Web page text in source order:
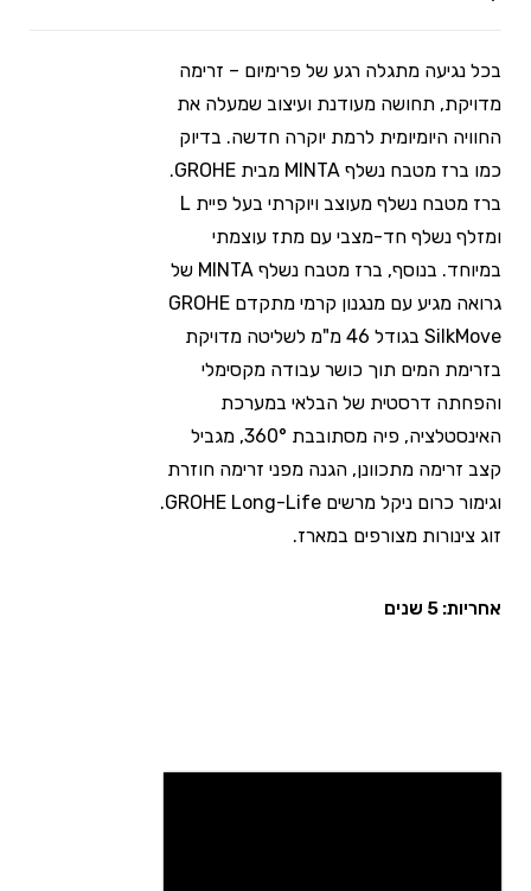
בכל נגיעה מתגלה רגע של פרימיום – זרימה
מדויקת, תחושה מעודנת ועיצוב שמעלה את
החוויה היומיומית לרמת יוקרה חדשה. בדיוק
כמו ברז מטבח נשלף MINTA מבית GROHE.
ברז מטבח נשלף מעוצב ויוקרתי בעל פיית L
ומזלף נשלף חד-מצבי עם מתז עוצמתי
במיוחד. בנוסף, ברז מטבח נשלף MINTA של
גרואה מגיע עם מנגנון קרמי מתקדם GROHE
SilkMove בגודל 46 מ"מ לשליטה מדויקת
בזרימת המים תוך כושר עבודה מקסימלי
והפחתה דרסטית של הבלאי במערכת
האינסטלציה, פיה מסתובבת 360°, מגביל
קצב זרימה מתכוונן, הגנה מפני זרימה חוזרת
וגימור כרום ניקל מרשים GROHE Long-Life.
זוג צינורות מצורפים במארז.
אחריות: 5 שנים